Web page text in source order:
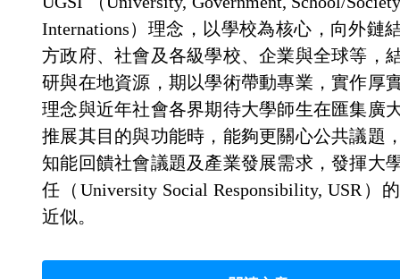
Internations）理念，以學校為核心，向外鏈
方政府、社會及各級學校、企業與全球等，
研與在地資源，期以學術帶動專業，實作厚
理念與近年社會各界期待大學師生在匯集廣
推展其目的與功能時，能夠更關心公共議題
知能回饋社會議題及產業發展需求，發揮大
任（University Social Responsibility, USR）
近似。